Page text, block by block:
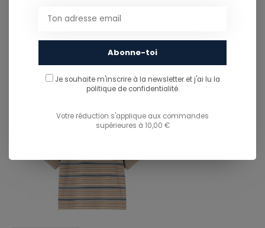
TU POURRAIS AUSSI AIMER...
Abonne-toi
Je souhaite m'inscrire à la newsletter et j'ai lu la
politique de confidentialité.
Votre réduction s'applique aux commandes
supérieures à 10,00 €